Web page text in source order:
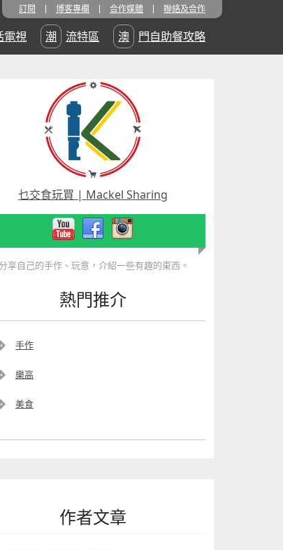
訂閱 博客專欄 合作媒體 聯絡及合作
電視 潮流特區 澳門自助餐攻略
乜交食玩買 | Mackel Sharing
享自己的手作、玩意，介紹一些有趣的東西。
熱門推介
手作
樂高
美食
作者文章